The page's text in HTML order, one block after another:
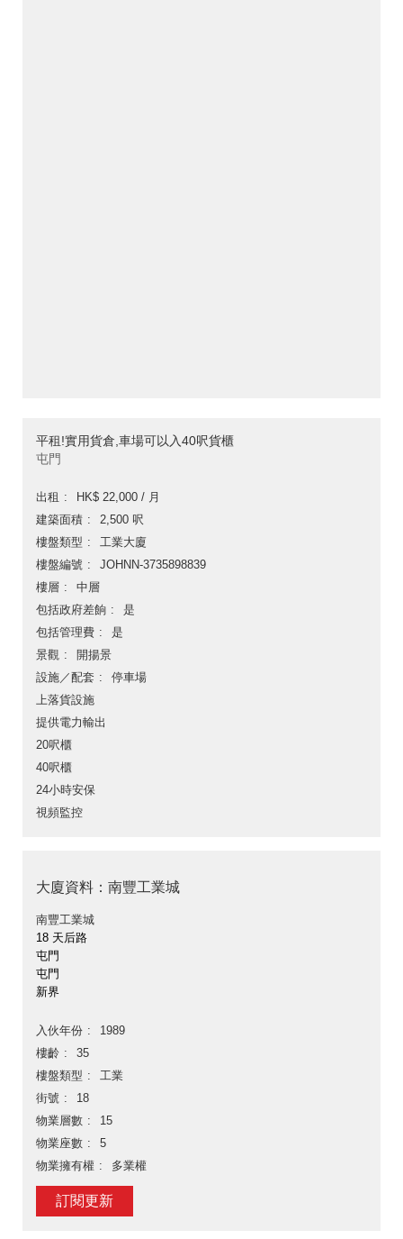
平租!實用貨倉,車場可以入40呎貨櫃
屯門
出租
HK$ 22,000 / 月
建築面積
2,500 呎
樓盤類型
工業大廈
樓盤編號
JOHNN-3735898839
樓層
中層
包括政府差餉
是
包括管理費
是
景觀
開揚景
設施／配套
停車場
上落貨設施
提供電力輸出
20呎櫃
40呎櫃
24小時安保
視頻監控
大廈資料：南豐工業城
南豐工業城
18 天后路
屯門
屯門
新界
入伙年份
1989
樓齡
35
樓盤類型
工業
街號
18
物業層數
15
物業座數
5
物業擁有權
多業權
訂閱更新